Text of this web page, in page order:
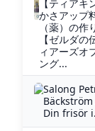
【ティアキ
かさアップ
（薬）の作
【ゼルダの
ィアーズオ
ング...
Salong
Bäckström
Din frisör